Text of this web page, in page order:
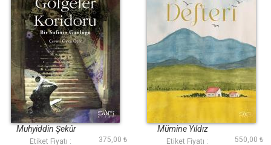
Gölgeler Koridoru
Muhyiddin Şekûr
Etiket Fiyatı : 375,00 ₺
Şükür Defteri (Bez
Mümine Yıldız
Etiket Fiyatı : 550,00 ₺